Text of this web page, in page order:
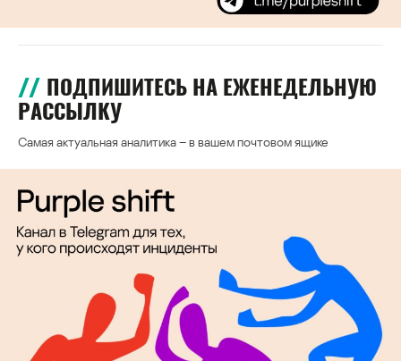
ПОДПИШИТЕСЬ НА ЕЖЕНЕДЕЛЬНУЮ
РАССЫЛКУ
Самая актуальная аналитика – в вашем почтовом ящике